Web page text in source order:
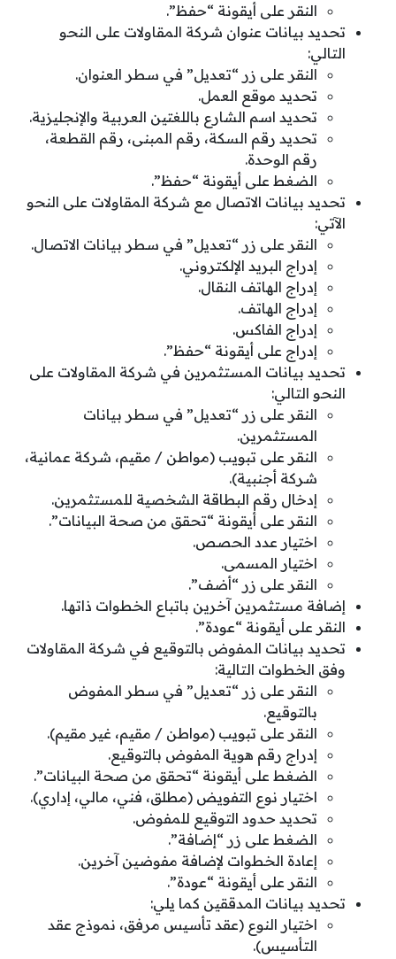
النقر على أيقونة “حفظ”.
تحديد بيانات عنوان شركة المقاولات على النحو
التالي:
النقر على زر “تعديل” في سطر العنوان.
تحديد موقع العمل.
تحديد اسم الشارع باللغتين العربية والإنجليزية.
تحديد رقم السكة، رقم المبنى، رقم القطعة،
رقم الوحدة.
الضغط على أيقونة “حفظ”.
تحديد بيانات الاتصال مع شركة المقاولات على النحو
الآتي:
النقر على زر “تعديل” في سطر بيانات الاتصال.
إدراج البريد الإلكتروني.
إدراج الهاتف النقال.
إدراج الهاتف.
إدراج الفاكس.
إدراج على أيقونة “حفظ”.
تحديد بيانات المستثمرين في شركة المقاولات على
النحو التالي:
النقر على زر “تعديل” في سطر بيانات
المستثمرين.
النقر على تبويب (مواطن / مقيم، شركة عمانية،
شركة أجنبية).
إدخال رقم البطاقة الشخصية للمستثمرين.
النقر على أيقونة “تحقق من صحة البيانات”.
اختيار عدد الحصص.
اختيار المسمى.
النقر على زر “أضف”.
إضافة مستثمرين آخرين باتباع الخطوات ذاتها.
النقر على أيقونة “عودة”.
تحديد بيانات المفوض بالتوقيع في شركة المقاولات
وفق الخطوات التالية:
النقر على زر “تعديل” في سطر المفوض
بالتوقيع.
النقر على تبويب (مواطن / مقيم، غير مقيم).
إدراج رقم هوية المفوض بالتوقيع.
الضغط على أيقونة “تحقق من صحة البيانات”.
اختيار نوع التفويض (مطلق، فني، مالي، إداري).
تحديد حدود التوقيع للمفوض.
الضغط على زر “إضافة”.
إعادة الخطوات لإضافة مفوضين آخرين.
النقر على أيقونة “عودة”.
تحديد بيانات المدققين كما يلي:
اختيار النوع (عقد تأسيس مرفق، نموذج عقد
التأسيس).